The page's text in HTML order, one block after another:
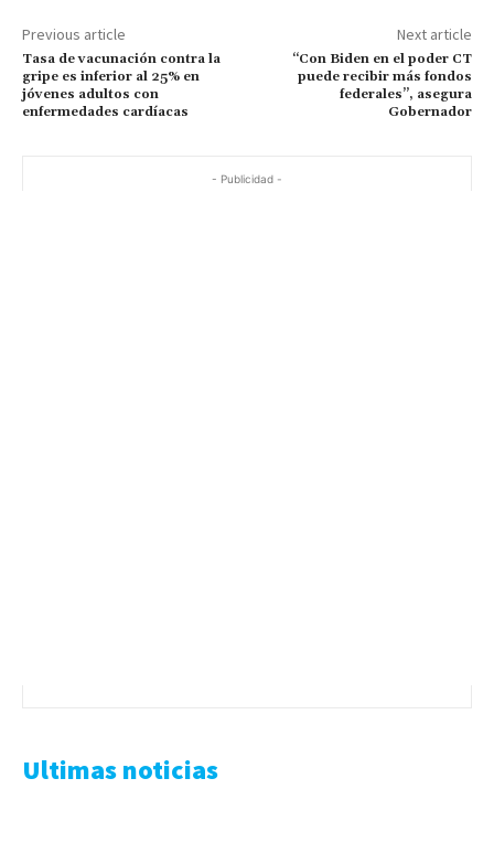
Previous article
Tasa de vacunación contra la
gripe es inferior al 25% en
jóvenes adultos con
enfermedades cardíacas
Next article
“Con Biden en el poder CT
puede recibir más fondos
federales”, asegura
Gobernador
- Publicidad -
Ultimas noticias